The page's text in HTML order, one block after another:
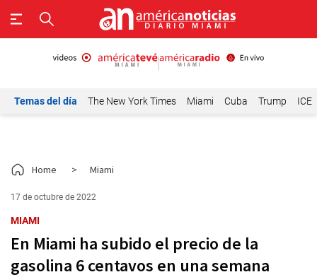
Temas del día The New York Times Miami Cuba Trump ICE
Home > Miami
17 de octubre de 2022
MIAMI
En Miami ha subido el precio de la
gasolina 6 centavos en una semana